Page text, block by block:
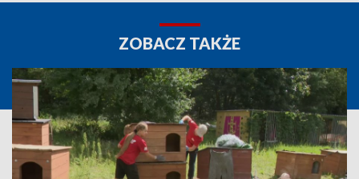
ZOBACZ TAKŻE